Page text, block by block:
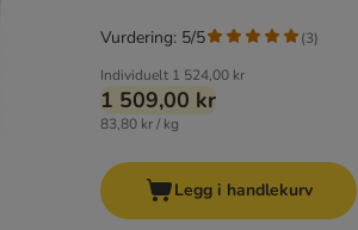
Individuelt 1 524,00 kr
1 509,00 kr
83,80 kr / kg
Vurdering: 5/5 (3)
Legg i handlekurv